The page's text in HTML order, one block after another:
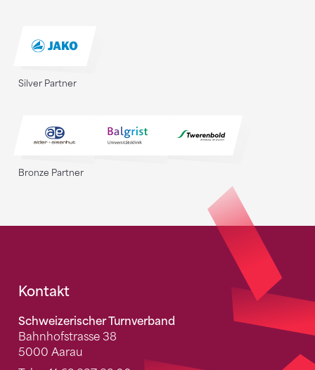
Silver Partner
Bronze Partner
Fusszeile
Kontakt
Schweizerischer Turnverband
Bahnhofstrasse 38
5000 Aarau